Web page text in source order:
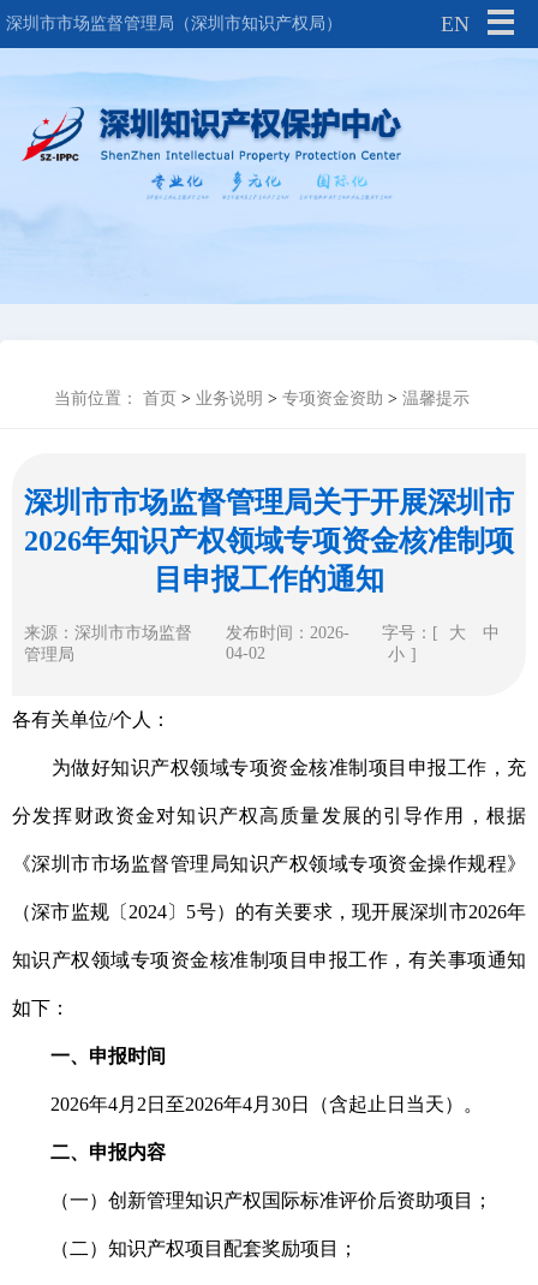
深圳市市场监督管理局（深圳市知识产权局） EN
当前位置： 首页 > 业务说明 > 专项资金资助 > 温馨提示
深圳市市场监督管理局关于开展深圳市
2026年知识产权领域专项资金核准制项
目申报工作的通知
来源：深圳市市场监督
管理局
发布时间：2026-
04-02
字号：[ 大
中
小 ]
各有关单位/个人：
为做好知识产权领域专项资金核准制项目申报工作，充
分发挥财政资金对知识产权高质量发展的引导作用，根据
《深圳市市场监督管理局知识产权领域专项资金操作规程》
（深市监规〔2024〕5号）的有关要求，现开展深圳市2026年
知识产权领域专项资金核准制项目申报工作，有关事项通知
如下：
一、申报时间
2026年4月2日至2026年4月30日（含起止日当天）。
二、申报内容
（一）创新管理知识产权国际标准评价后资助项目；
（二）知识产权项目配套奖励项目；